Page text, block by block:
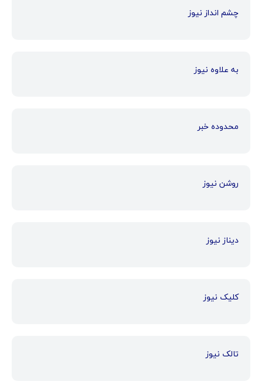
چشم انداز نیوز
به علاوه نیوز
محدوده خبر
روشن نیوز
دیناز نیوز
کلیک نیوز
تالک نیوز